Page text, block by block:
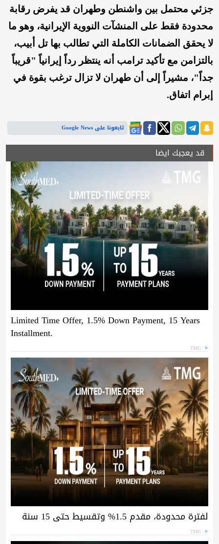
جزئي محتمل بين واشنطن وطهران قد يفرض رقابة
محدودة فقط على المنشآت النووية الإيرانية، وهو ما
لا يحقق الضمانات الكاملة التي تطالب بها تل أبيب،
بالتزامن مع تأكيد ترامب أنه ينتظر رداً إيرانياً "قريباً
جداً"، مشيراً إلى أن طهران لا تزال ترغب بقوة في
إبرام اتفاق.
تابعونا على Google News
قد يعجبك ايضا
Limited Time Offer, 1.5% Down Payment, 15 Years
Installment.
TMG
لفترة محدودة، مقدم 1.5% وتقسيط حتى 15 سنة
TMG